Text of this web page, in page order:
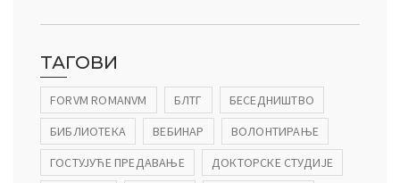
ТАГОВИ
FORVM ROMANVM БЛТГ
БЕСЕДНИШТВО
БИБЛИОТЕКА
ВЕБИНАР
ВОЛОНТИРАЊЕ
ГОСТУЈУЋЕ ПРЕДАВАЊЕ
ДОКТОРСКЕ СТУДИЈЕ